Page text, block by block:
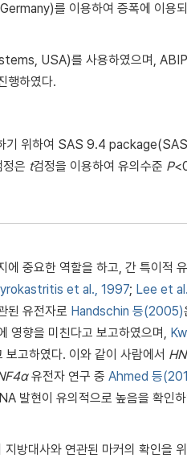
를 이용하여 증폭에 이용
USA)를 사용하였으며,
행하였다.
기 위하여 SAS 9.4
은 t검정을 이용하여 유의수준 P
중요한 역할을 하고, 간 특이적
et al., 1997; Lee et
된 유전자로 Handschin 등(2005)
향을 미친다고 보고하였으며,
고하였다. 이와 같이 사람에서
유전자 연구 중 Ahmed 등
발현이 유의적으로 높음을 확인하
방대사와 연관된 마커의 확인을